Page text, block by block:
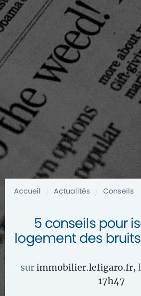
Accueil Actualités Conseils
5 conseils pour
logement des
surimmobilier.lefigaro.fr,
17h47